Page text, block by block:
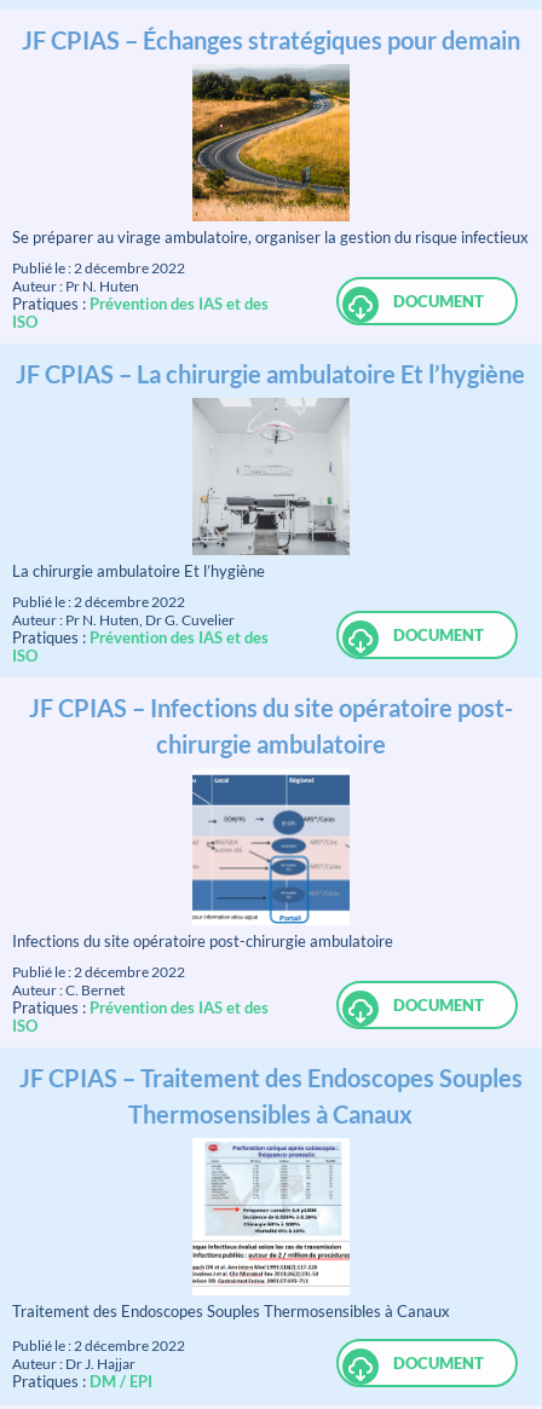
JF CPIAS – Échanges stratégiques pour demain
Se préparer au virage ambulatoire, organiser la gestion du risque infectieux
Publié le : 2 décembre 2022
Auteur : Pr N. Huten
Pratiques : Prévention des IAS et des
ISO
DOCUMENT
JF CPIAS – La chirurgie ambulatoire Et l’hygiène
La chirurgie ambulatoire Et l’hygiène
Publié le : 2 décembre 2022
Auteur : Pr N. Huten, Dr G. Cuvelier
Pratiques : Prévention des IAS et des
ISO
DOCUMENT
JF CPIAS – Infections du site opératoire post-
chirurgie ambulatoire
Infections du site opératoire post-chirurgie ambulatoire
Publié le : 2 décembre 2022
Auteur : C. Bernet
Pratiques : Prévention des IAS et des
ISO
DOCUMENT
JF CPIAS – Traitement des Endoscopes Souples
Thermosensibles à Canaux
Traitement des Endoscopes Souples Thermosensibles à Canaux
Publié le : 2 décembre 2022
Auteur : Dr J. Hajjar
Pratiques : DM / EPI
DOCUMENT